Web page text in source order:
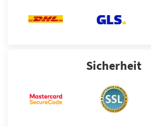
Sicherheit